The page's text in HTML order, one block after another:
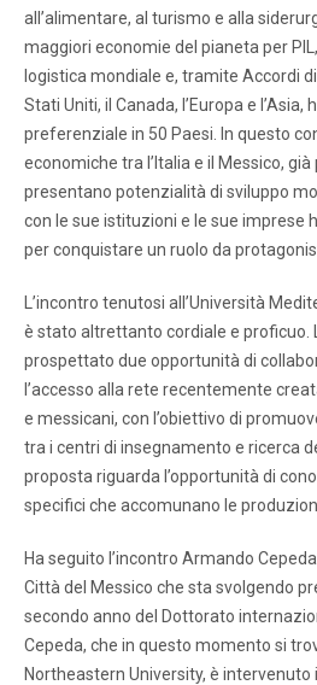
all’alimentare, al turismo e alla
maggiori economie del pianeta per
logistica mondiale e, tramite Accordi
Stati Uniti, il Canada, l’Europa e l’Asia,
preferenziale in 50 Paesi. In questo
economiche tra l’Italia e il Messico,
presentano potenzialità di sviluppo
con le sue istituzioni e le sue imprese
per conquistare un ruolo da
L’incontro tenutosi all’Università
è stato altrettanto cordiale e proficuo.
prospettato due opportunità di
l’accesso alla rete recentemente
e messicani, con l’obiettivo di
tra i centri di insegnamento e ricerca
proposta riguarda l’opportunità di
specifici che accomunano le
Ha seguito l’incontro Armando
Città del Messico che sta svolgendo
secondo anno del Dottorato
Cepeda, che in questo momento si
Northeastern University, è